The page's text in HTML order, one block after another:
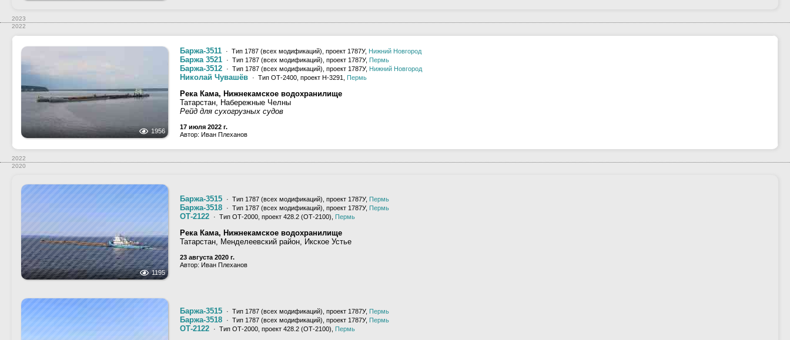
2023
2022
1956
Баржа-3511 · Тип 1787 (всех модификаций), проект 1787У, Нижний Новгород
Баржа 3521 · Тип 1787 (всех модификаций), проект 1787У, Пермь
Баржа-3512 · Тип 1787 (всех модификаций), проект 1787У, Нижний Новгород
Николай Чувашёв · Тип ОТ-2400, проект H-3291, Пермь
Река Кама, Нижнекамское водохранилище
Татарстан, Набережные Челны
Рейд для сухогрузных судов
17 июля 2022 г.
Автор: Иван Плеханов
2022
2020
1195
Баржа-3515 · Тип 1787 (всех модификаций), проект 1787У, Пермь
Баржа-3518 · Тип 1787 (всех модификаций), проект 1787У, Пермь
ОТ-2122 · Тип ОТ-2000, проект 428.2 (ОТ-2100), Пермь
Река Кама, Нижнекамское водохранилище
Татарстан, Менделеевский район, Икское Устье
23 августа 2020 г.
Автор: Иван Плеханов
Баржа-3515 · Тип 1787 (всех модификаций), проект 1787У, Пермь
Баржа-3518 · Тип 1787 (всех модификаций), проект 1787У, Пермь
ОТ-2122 · Тип ОТ-2000, проект 428.2 (ОТ-2100), Пермь